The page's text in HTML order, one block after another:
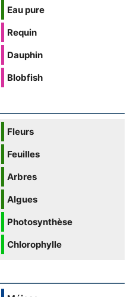
Eau pure
Requin
Dauphin
Blobfish
Fleurs
Feuilles
Arbres
Algues
Photosynthèse
Chlorophylle